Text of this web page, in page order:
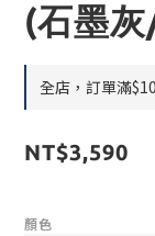
(石墨
全店，訂單滿
NT$3,590
顏色